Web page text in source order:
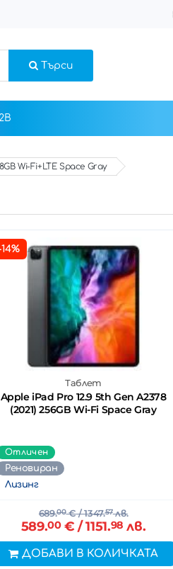
Търси
Wi-Fi+LTE Space Gray
Таблет
Apple iPad Pro 12.9 5th Gen A2378
(2021) 256GB Wi-Fi Space Gray
Отличен
Реновиран
Лизинг
689.00€/ 1347.57лв.
589.00€ / 1151.98 лв.
ДОБАВИ В КОЛИЧКАТА